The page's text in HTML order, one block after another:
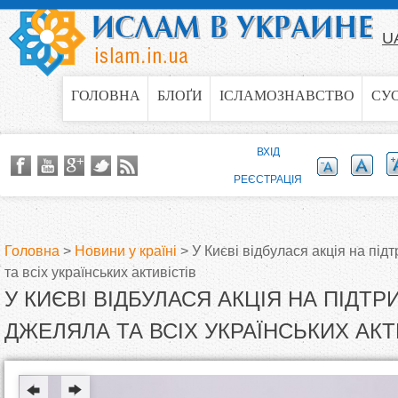
Jump to navigation
ГОЛОВНА БЛОҐИ ІСЛАМОЗНАВСТВО
В
и
є
Головна > Новини у країні > У Києві відбулася акція на
та всіх українських активістів
У КИЄВІ ВІДБУЛАСЯ АКЦІЯ НА
ДЖЕЛЯЛА ТА ВСІХ УКРАЇНСЬКИХ
ВХІД
РЕЄСТРАЦІЯ